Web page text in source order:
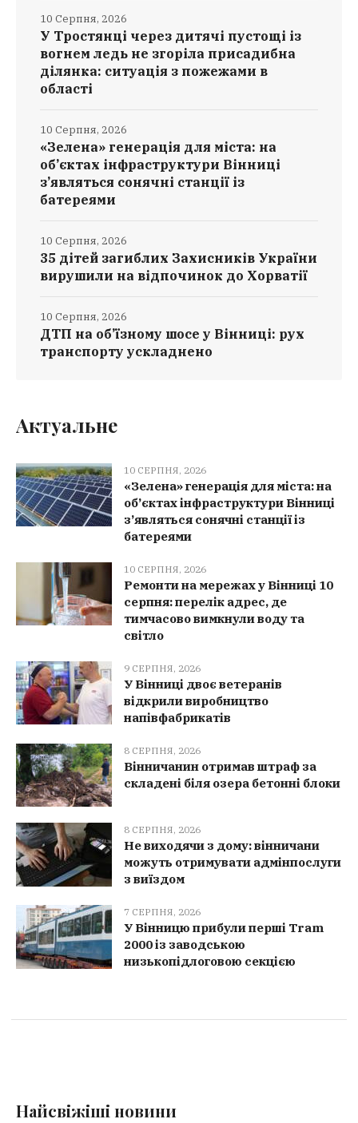
У Тростянці через дитячі пустощі із
вогнем ледь не згоріла присадибна
ділянка: ситуація з пожежами в
області
10 Серпня, 2026
«Зелена» генерація для міста: на
об’єктах інфраструктури Вінниці
з’являться сонячні станції із
батереями
10 Серпня, 2026
35 дітей загиблих Захисників України
вирушили на відпочинок до Хорватії
10 Серпня, 2026
ДТП на об’їзному шосе у Вінниці: рух
транспорту ускладнено
10 Серпня, 2026
Актуальне
10 СЕРПНЯ, 2026
«Зелена» генерація для міста: на
об’єктах інфраструктури Вінниці
з’являться сонячні станції із
батереями
10 СЕРПНЯ, 2026
Ремонти на мережах у Вінниці 10
серпня: перелік адрес, де
тимчасово вимкнули воду та
світло
9 СЕРПНЯ, 2026
У Вінниці двоє ветеранів
відкрили виробництво
напівфабрикатів
8 СЕРПНЯ, 2026
Вінничанин отримав штраф за
складені біля озера бетонні блоки
8 СЕРПНЯ, 2026
Не виходячи з дому: вінничани
можуть отримувати адмінпослуги
з виїздом
7 СЕРПНЯ, 2026
У Вінницю прибули перші Tram
2000 із заводською
низькопідлоговою секцією
Найсвіжіші новини